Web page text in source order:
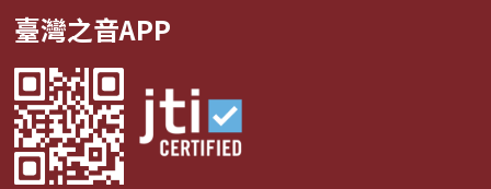
臺灣之音APP